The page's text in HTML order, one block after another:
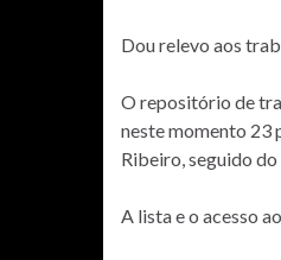
Dou relevo aos
O repositório de
neste momento 23
Ribeiro, seguido
A lista e o acesso